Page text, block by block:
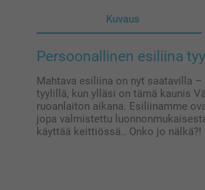
Kuvaus
Persoonallinen esiliina
Mahtava esiliina on nyt saatavilla
tyylillä, kun ylläsi on tämä kaunis
ruoanlaiton aikana. Esiliinamme
jopa valmistettu
käyttää keittiössä.. Onko jo nälkä?!